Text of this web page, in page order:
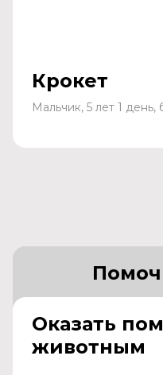
Крокет
Мальчик, 5 лет 1
Оказать
животным